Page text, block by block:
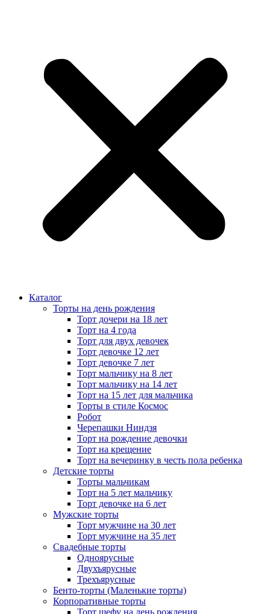
Каталог
Торты на день рождения
Торт дочери на 18 лет
Торт на 4 года
Торт для двух девочек
Торт девочке 12 лет
Торт девочке 7 лет
Торт мальчику на 8 лет
Торт мальчику на 14 лет
Торт на 15 лет для мальчика
Торты в стиле Космос
Робот
Черепашки Ниндзя
Торт на рождение девочки
Торт на крещение
Торт на вечеринку в честь пола ребенка
Детские торты
Торты мальчикам
Торт на 5 лет мальчику
Торт девочке на 6 лет
Мужские торты
Торт мужчине на 30 лет
Торт мужчине на 35 лет
Свадебные торты
Одноярусные
Двухъярусные
Трехъярусные
Бенто-торты (Маленькие торты)
Корпоративные торты
Торт шефу на день рождения